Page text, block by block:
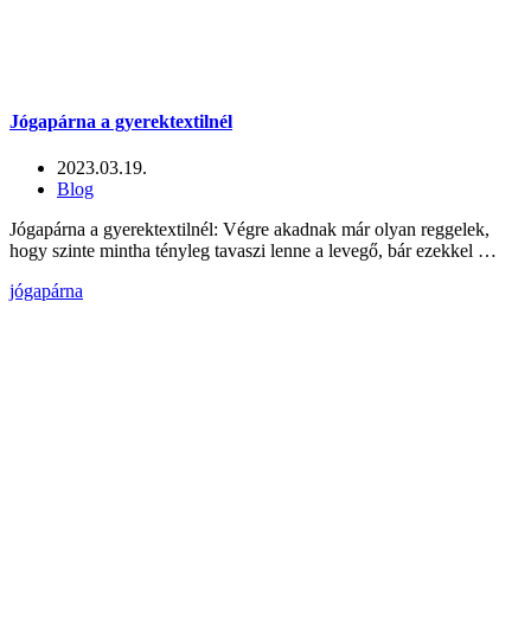
Jógapárna a gyerektextilnél
2023.03.19.
Blog
Jógapárna a gyerektextilnél: Végre akadnak már olyan reggelek,
hogy szinte mintha tényleg tavaszi lenne a levegő, bár ezekkel …
jógapárna